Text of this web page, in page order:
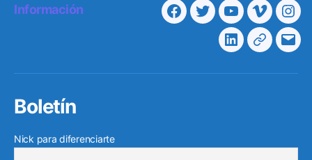
Información
Facebook
TwitterYoutubeVimeo
LinkedinTelegram
Boletín
Nick para diferenciarte